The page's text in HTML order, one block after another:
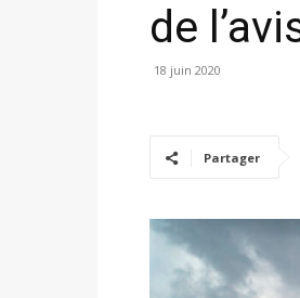
de
18 juin 2020
Partager